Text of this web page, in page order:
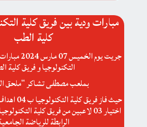
مبارات ودية بين فريق كلية
كلية الطب
جريت يوم
التكنولوجيا و فريق كلية
بملعب مصطفى تشاكر “ملحق
اختيار 03 لاعبين من فريق كلية
الرابطة للرياضة